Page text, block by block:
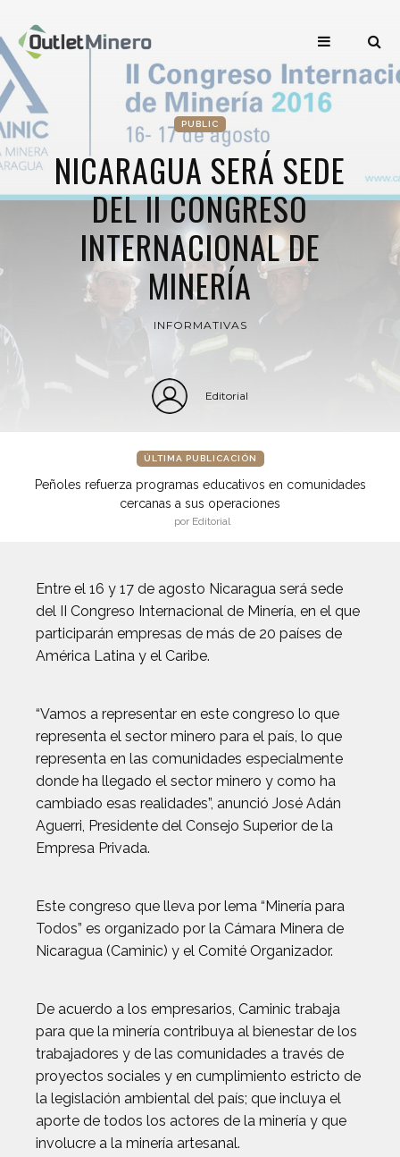
PUBLIC
NICARAGUA SERÁ SEDE
DEL II CONGRESO
INTERNACIONAL DE
MINERÍA
INFORMATIVAS
Editorial
ÚLTIMA PUBLICACIÓN
Peñoles refuerza programas educativos en comunidades
cercanas a sus operaciones
por Editorial
Entre el 16 y 17 de agosto Nicaragua será sede
del II Congreso Internacional de Minería, en el que
participarán empresas de más de 20 países de
América Latina y el Caribe.
“Vamos a representar en este congreso lo que
representa el sector minero para el país, lo que
representa en las comunidades especialmente
donde ha llegado el sector minero y como ha
cambiado esas realidades”, anunció José Adán
Aguerri, Presidente del Consejo Superior de la
Empresa Privada.
Este congreso que lleva por lema “Minería para
Todos” es organizado por la Cámara Minera de
Nicaragua (Caminic) y el Comité Organizador.
De acuerdo a los empresarios, Caminic trabaja
para que la minería contribuya al bienestar de los
trabajadores y de las comunidades a través de
proyectos sociales y en cumplimiento estricto de
la legislación ambiental del país; que incluya el
aporte de todos los actores de la minería y que
involucre a la minería artesanal.